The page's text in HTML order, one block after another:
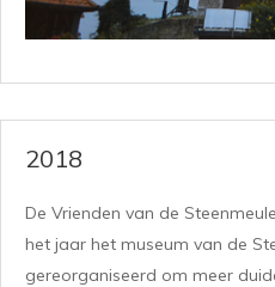
2018
De Vrienden van de
het jaar het museum van de
gereorganiseerd om meer